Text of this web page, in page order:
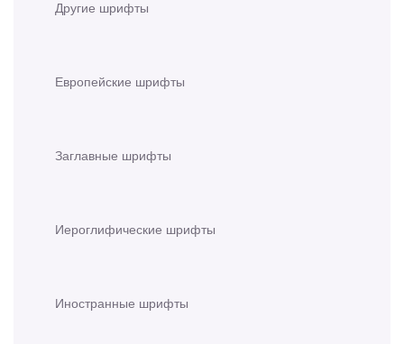
Другие шрифты
Европейские шрифты
Заглавные шрифты
Иероглифические шрифты
Иностранные шрифты